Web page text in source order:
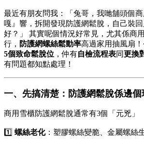
最近有朋友問我：「兔哥，我哋舖頭個
嘎』響，拆開發現防護網鬆脫，自己裝
好？」 其實呢個情況好常見，尤其係商
行， 防護網螺絲鬆動率高過家用抽風扇
5個致命鬆脫位 ，仲有自檢流程表同更換
有問題都知點處理！
一、先搞清楚：防護網鬆脫係邊個
商用雪櫃防護網鬆脫通常有3個「元兇」
1️⃣ 螺絲老化：塑膠螺絲變脆、金屬螺絲